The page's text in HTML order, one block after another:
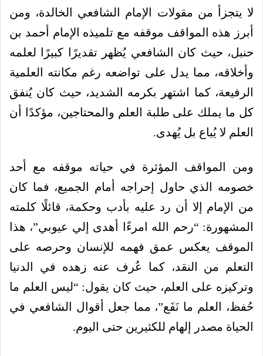
لا يتجزأ من مقولات الإمام الشافعي الخالدة، ومن
أبرز هذه المواقف موقفه مع تلميذه الإمام أحمد بن
حنبل، حيث كان الشافعي يُظهر تقديرًا كبيرًا لعلمه
وأخلاقه، مما يدل على تواضعه رغم مكانته العلمية
الرفيعة، كما اشتهر بكرمه الشديد، حيث كان يُنفق
كل ما يملك على طلبة العلم والمحتاجين، مؤكدًا أن
العلم لا يُباع بل يُهدى.
ومن المواقف المؤثرة في حياته موقفه مع أحد
خصومه الذي حاول إحراجه أمام الجميع، فما كان
من الإمام إلا أن رد عليه بأدب وحكمة، قائلًا كلمته
المشهورة: “رحم الله امرءًا أهدى إلي عيوبي”، هذا
الموقف يعكس عمق فهمه للإنسان وحرصه على
التعلم من النقد، كما عُرف عنه زهده في الدنيا
وتركيزه على العلم، حيث كان يقول: “ليس العلم ما
حُفظ، العلم ما نَفَع”، مما جعل أقوال الشافعي في
الحياة مصدر إلهام للكثيرين حتى اليوم.